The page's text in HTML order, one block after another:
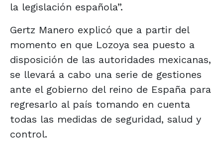
la legislación española”.
Gertz Manero explicó que a partir del
momento en que Lozoya sea puesto a
disposición de las autoridades mexicanas,
se llevará a cabo una serie de gestiones
ante el gobierno del reino de España para
regresarlo al país tomando en cuenta
todas las medidas de seguridad, salud y
control.